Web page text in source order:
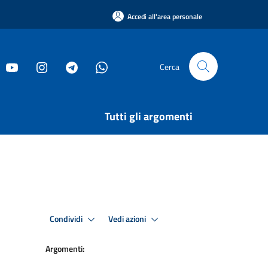
Accedi all'area personale
Cerca
Tutti gli argomenti
Condividi Vedi azioni
Argomenti: